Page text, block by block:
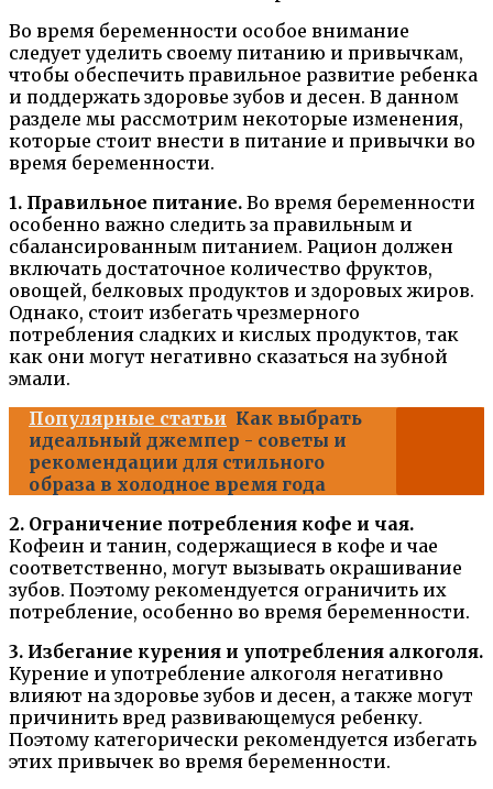
Во время беременности особое внимание
следует уделить своему питанию и привычкам,
чтобы обеспечить правильное развитие ребенка
и поддержать здоровье зубов и десен. В данном
разделе мы рассмотрим некоторые изменения,
которые стоит внести в питание и привычки во
время беременности.
1. Правильное питание. Во время беременности
особенно важно следить за правильным и
сбалансированным питанием. Рацион должен
включать достаточное количество фруктов,
овощей, белковых продуктов и здоровых жиров.
Однако, стоит избегать чрезмерного
потребления сладких и кислых продуктов, так
как они могут негативно сказаться на зубной
эмали.
Популярные статьи Как выбрать
идеальный джемпер - советы и
рекомендации для стильного
образа в холодное время года
2. Ограничение потребления кофе и чая.
Кофеин и танин, содержащиеся в кофе и чае
соответственно, могут вызывать окрашивание
зубов. Поэтому рекомендуется ограничить их
потребление, особенно во время беременности.
3. Избегание курения и употребления алкоголя.
Курение и употребление алкоголя негативно
влияют на здоровье зубов и десен, а также могут
причинить вред развивающемуся ребенку.
Поэтому категорически рекомендуется избегать
этих привычек во время беременности.